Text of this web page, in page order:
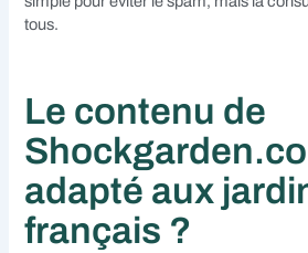
tous.
Le contenu de
adapté aux
français ?